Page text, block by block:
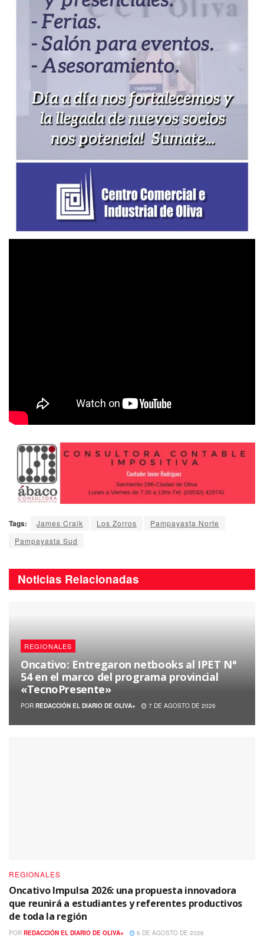
Tags: James Craik Los Zorros
Pampayasta Norte
Pampayasta Sud
Noticias Relacionadas
REGIONALES
Oncativo: Entregaron netbooks al IPET N°
54 en el marco del programa provincial
«TecnoPresente»
POR REDACCIÓN EL DIARIO DE OLIVA+ 7 DE AGOSTO DE 2026
REGIONALES
Oncativo Impulsa 2026: una propuesta innovadora
que reunirá a estudiantes y referentes productivos
de toda la región
POR REDACCIÓN EL DIARIO DE OLIVA+ 6 DE AGOSTO DE 2026